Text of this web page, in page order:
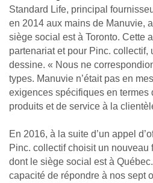
Standard Life, principal
en 2014 aux mains de Manuvie,
siège social est à Toronto. Cette
partenariat et pour Pinc. collectif,
dessine. « Nous ne
types. Manuvie n’était pas en
exigences spécifiques en termes
produits et de service à la
En 2016, à la suite d’un appel
Pinc. collectif choisit un nouveau
dont le siège social est à
capacité de répondre à nos sept